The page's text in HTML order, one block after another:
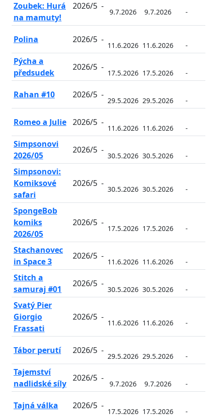
Zoubek: Hurá
na mamuty!
2026/5 -
9.7.2026 9.7.2026 -
Polina 2026/5 -
11.6.2026 11.6.2026 -
Pýcha a
předsudek
2026/5 -
17.5.2026 17.5.2026 -
Rahan #10 2026/5 -
29.5.2026 29.5.2026 -
Romeo a Julie 2026/5 -
11.6.2026 11.6.2026 -
Simpsonovi
2026/05
2026/5 -
30.5.2026 30.5.2026 -
Simpsonovi:
Komiksové
safari
2026/5 -
30.5.2026 30.5.2026 -
SpongeBob
komiks
2026/05
2026/5 -
17.5.2026 17.5.2026 -
Stachanovec
in Space 3
2026/5 -
11.6.2026 11.6.2026 -
Stitch a
samuraj #01
2026/5 -
30.5.2026 30.5.2026 -
Svatý Pier
Giorgio
Frassati
2026/5 -
11.6.2026 11.6.2026 -
Tábor perutí 2026/5 -
29.5.2026 29.5.2026 -
Tajemství
nadlidské síly
2026/5 -
9.7.2026 9.7.2026 -
Tajná válka 2026/5 -
17.5.2026 17.5.2026 -